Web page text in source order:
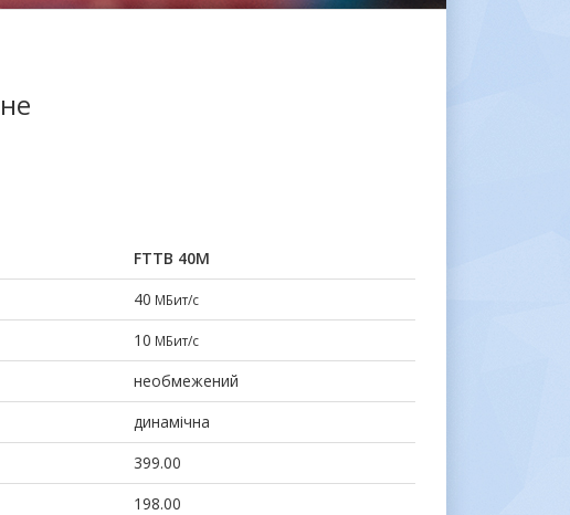
FTTB 40М
40 МБит/с
10 МБит/с
необмежений
динамічна
399.00
198.00